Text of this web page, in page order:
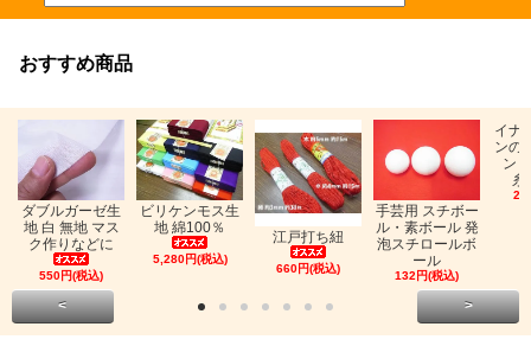
おすすめ商品
ダブルガーゼ生
地 白 無地 マス
ク作りなどに
550円(税込)
ビリケンモス生
地 綿100％
5,280円(税込)
江戸打ち紐
660円(税込)
手芸用 スチボー
ル・素ボール 発
泡スチロールボ
ール
132円(税込)
イナ
ンの
ン
糸
< >